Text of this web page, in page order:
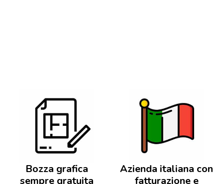
Bozza grafica
sempre gratuita
Azienda italiana con
fatturazione e